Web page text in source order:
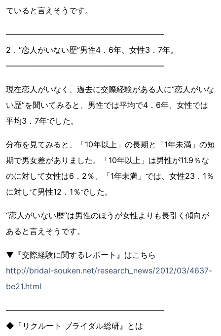
ていると言えそうです。
――――――――――――――――――――
2．“恋人がいない歴”男性4．6年、女性3．7年。
――――――――――――――――――――
現在恋人がいなく、過去に交際経験がある人に“恋人がいな
い歴”を聞いてみると、男性では平均で4．6年、女性では
平均3．7年でした。
分布を見てみると、「10年以上」の長期と「1年未満」の短
期で男女差がありました。「10年以上」は男性が11.9％な
のに対して女性は6．2％、「1年未満」では、女性23．1％
に対して男性12．1％でした。
“恋人がいない歴”は男性のほうが女性よりも長引く傾向が
あると言えそうです。
▼『交際経験に関するレポート』はこちら
http://bridal-souken.net/research_news/2012/03/4637-
be21.html
――――――――――――――――――――
◆『リクルート ブライダル総研』とは